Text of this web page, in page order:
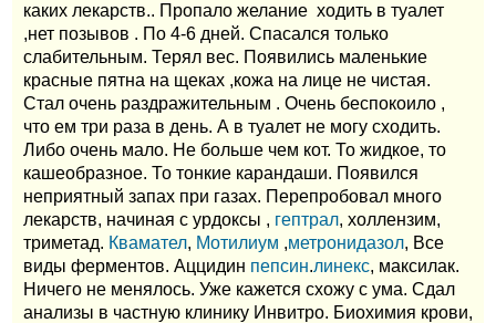
каких лекарств.. Пропало желание ходить в туалет
,нет позывов . По 4-6 дней. Спасался только
слабительным. Терял вес. Появились маленькие
красные пятна на щеках ,кожа на лице не чистая.
Стал очень раздражительным . Очень беспокоило ,
что ем три раза в день. А в туалет не могу сходить.
Либо очень мало. Не больше чем кот. То жидкое, то
кашеобразное. То тонкие карандаши. Появился
неприятный запах при газах. Перепробовал много
лекарств, начиная с урдоксы , гептрал, холлензим,
триметад. Квамател, Мотилиум ,метронидазол, Все
виды ферментов. Аццидин пепсин.линекс, максилак.
Ничего не менялось. Уже кажется схожу с ума. Сдал
анализы в частную клинику Инвитро. Биохимия крови,